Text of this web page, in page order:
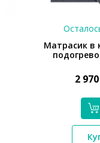
Матрасик в
2 970